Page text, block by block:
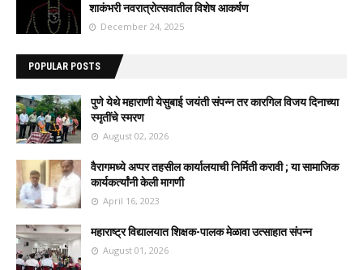
शाकंभरी नवरात्रोत्सवातील विशेष आकर्षण
December 24, 2025
POPULAR POSTS
पुणे येथे महाराणी येसुबाई जयंती संपन्न तर कारगिल विजय दिनाच्या
स्मृतींचे स्मरण
August 02, 2026
वैरागमध्ये अप्पर तहसील कार्यालयाची निर्मिती करावी ; या सामाजिक
कार्यकर्त्यांनी केली मागणी
April 16, 2023
महाराष्ट्र विद्यालयात शिक्षक-पालक मेळावा उत्साहात संपन्न
August 01, 2026